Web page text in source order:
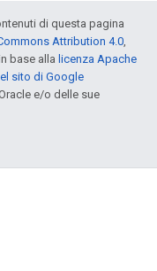
di questa pagina
Attribution 4.0,
base alla licenza Apache
sito di Google
e/o delle sue